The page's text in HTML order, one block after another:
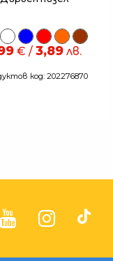
€ / 3,89 лв.
код: 202276870